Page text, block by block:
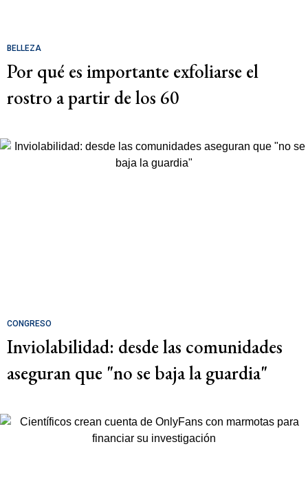
BELLEZA
Por qué es importante exfoliarse el
rostro a partir de los 60
CONGRESO
Inviolabilidad: desde las comunidades
aseguran que "no se baja la guardia"